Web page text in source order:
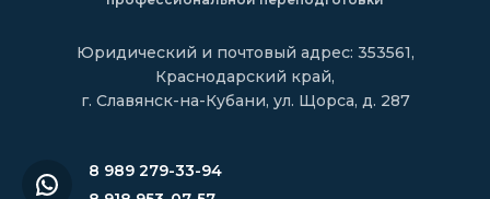
Юридический и почтовый адрес: 353561,
Краснодарский край,
г. Славянск-на-Кубани, ул. Щорса, д. 287
8 989 279-33-94